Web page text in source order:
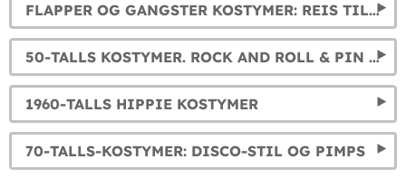
FLAPPER OG GANGSTER KOSTYMER: REIS TILBAKE TIL THE ROARING TWENTIES.
50-TALLS KOSTYMER. ROCK AND ROLL & PIN UP ANTREKK
1960-TALLS HIPPIE KOSTYMER
70-TALLS-KOSTYMER: DISCO-STIL OG PIMPS